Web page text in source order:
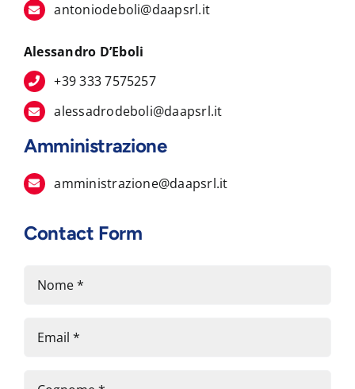
antoniodeboli@daapsrl.it
Alessandro D’Eboli
+39 333 7575257
alessadrodeboli@daapsrl.it
Amministrazione
amministrazione@daapsrl.it
Contact Form